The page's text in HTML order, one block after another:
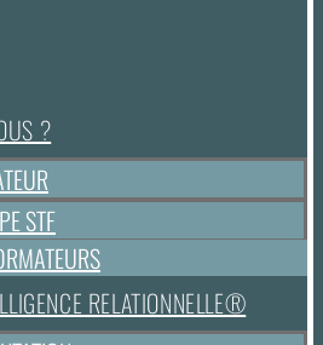
?
STF
RELATIONNELLE®